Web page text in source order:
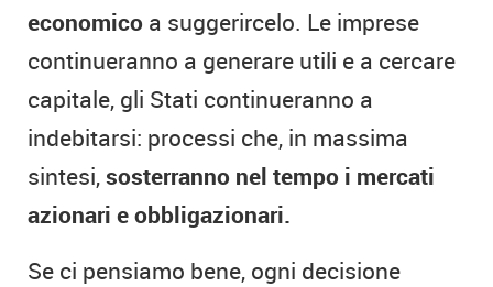
economico a suggerircelo. Le imprese
continueranno a generare utili e a cercare
capitale, gli Stati continueranno a
indebitarsi: processi che, in massima
sintesi,sosterranno nel tempo i mercati
azionari e obbligazionari.
Se ci pensiamo bene, ogni decisione